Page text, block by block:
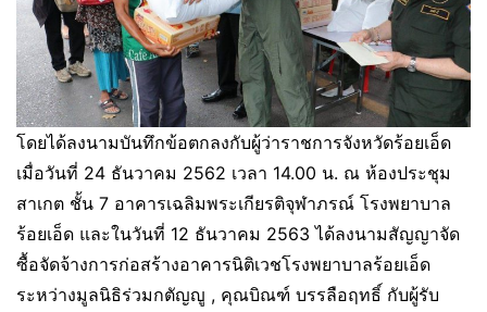
โดยได้ลงนามบันทึกข้อตกลงกับผู้ว่าราชการจังหวัดร้อยเอ็ด
เมื่อวันที่ 24 ธันวาคม 2562 เวลา 14.00 น. ณ ห้องประชุม
สาเกต ชั้น 7 อาคารเฉลิมพระเกียรติจุฬาภรณ์ โรงพยาบาล
ร้อยเอ็ด และในวันที่ 12 ธันวาคม 2563 ได้ลงนามสัญญาจัด
ซื้อจัดจ้างการก่อสร้างอาคารนิติเวชโรงพยาบาลร้อยเอ็ด
ระหว่างมูลนิธิร่วมกตัญญู , คุณบิณฑ์ บรรลือฤทธิ์ กับผู้รับ